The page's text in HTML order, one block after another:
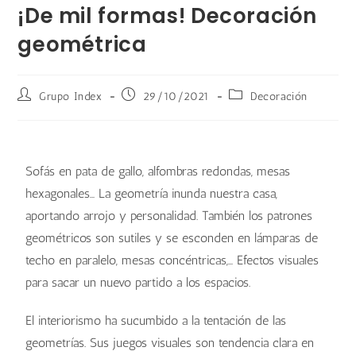
¡De mil formas! Decoración
geométrica
Grupo Index 29/10/2021 Decoración
Sofás en pata de gallo, alfombras redondas, mesas
hexagonales… La geometría inunda nuestra casa,
aportando arrojo y personalidad. También los patrones
geométricos son sutiles y se esconden en lámparas de
techo en paralelo, mesas concéntricas,… Efectos visuales
para sacar un nuevo partido a los espacios.
El interiorismo ha sucumbido a la tentación de las
geometrías. Sus juegos visuales son tendencia clara en